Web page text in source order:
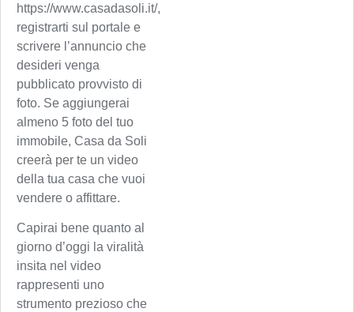
https://www.casadasoli.it/,
registrarti sul portale e
scrivere l’annuncio che
desideri venga
pubblicato provvisto di
foto. Se aggiungerai
almeno 5 foto del tuo
immobile, Casa da Soli
creerà per te un video
della tua casa che vuoi
vendere o affittare.
Capirai bene quanto al
giorno d’oggi la viralità
insita nel video
rappresenti uno
strumento prezioso che